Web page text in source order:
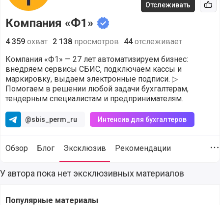
Отслеживать
Компания «Ф1»
4 359 охват 2 138 просмотров 44 отслеживает
Компания «Ф1» — 27 лет автоматизируем бизнес:
внедряем сервисы СБИС, подключаем кассы и
маркировку, выдаем электронные подписи. ▷
Помогаем в решении любой задачи бухгалтерам,
тендерным специалистам и предпринимателям.
@sbis_perm_ru Интенсив для бухгалтеров
Обзор Блог Эксклюзив Рекомендации
Эксклюзивные материалы от компании Компания «Ф1»
У автора пока нет эксклюзивных материалов
Популярные материалы